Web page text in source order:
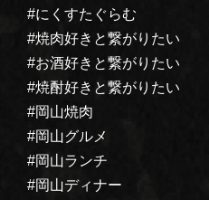
#にくすたぐらむ
#焼肉好きと繋がりたい
#お酒好きと繋がりたい
#焼酎好きと繋がりたい
#岡山焼肉
#岡山グルメ
#岡山ランチ
#岡山ディナー